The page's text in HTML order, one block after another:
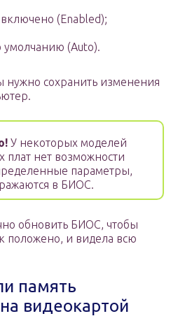
(Enabled);
(Auto).
сохранить изменения
У некоторых моделей
плат нет возможности
параметры,
в БИОС.
обновить БИОС, чтобы
положено, и видела всю
память
видеокартой